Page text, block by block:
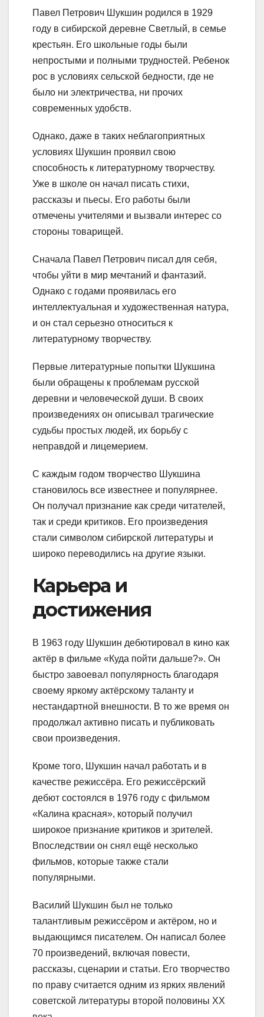
Павел Петрович Шукшин родился в 1929
году в сибирской деревне Светлый, в семье
крестьян. Его школьные годы были
непростыми и полными трудностей. Ребенок
рос в условиях сельской бедности, где не
было ни электричества, ни прочих
современных удобств.
Однако, даже в таких неблагоприятных
условиях Шукшин проявил свою
способность к литературному творчеству.
Уже в школе он начал писать стихи,
рассказы и пьесы. Его работы были
отмечены учителями и вызвали интерес со
стороны товарищей.
Сначала Павел Петрович писал для себя,
чтобы уйти в мир мечтаний и фантазий.
Однако с годами проявилась его
интеллектуальная и художественная натура,
и он стал серьезно относиться к
литературному творчеству.
Первые литературные попытки Шукшина
были обращены к проблемам русской
деревни и человеческой души. В своих
произведениях он описывал трагические
судьбы простых людей, их борьбу с
неправдой и лицемерием.
С каждым годом творчество Шукшина
становилось все известнее и популярнее.
Он получал признание как среди читателей,
так и среди критиков. Его произведения
стали символом сибирской литературы и
широко переводились на другие языки.
Карьера и
достижения
В 1963 году Шукшин дебютировал в кино как
актёр в фильме «Куда пойти дальше?». Он
быстро завоевал популярность благодаря
своему яркому актёрскому таланту и
нестандартной внешности. В то же время он
продолжал активно писать и публиковать
свои произведения.
Кроме того, Шукшин начал работать и в
качестве режиссёра. Его режиссёрский
дебют состоялся в 1976 году с фильмом
«Калина красная», который получил
широкое признание критиков и зрителей.
Впоследствии он снял ещё несколько
фильмов, которые также стали
популярными.
Василий Шукшин был не только
талантливым режиссёром и актёром, но и
выдающимся писателем. Он написал более
70 произведений, включая повести,
рассказы, сценарии и статьи. Его творчество
по праву считается одним из ярких явлений
советской литературы второй половины XX